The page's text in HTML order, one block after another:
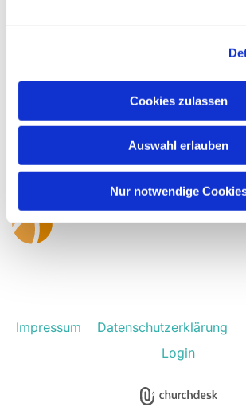
Cookies zulassen
Auswahl erlauben
Nur notwendige
Rödinghausen
hf-kg-roedinghausen@kirchenkreis-
Impressum Datenschutzerklärung
Login